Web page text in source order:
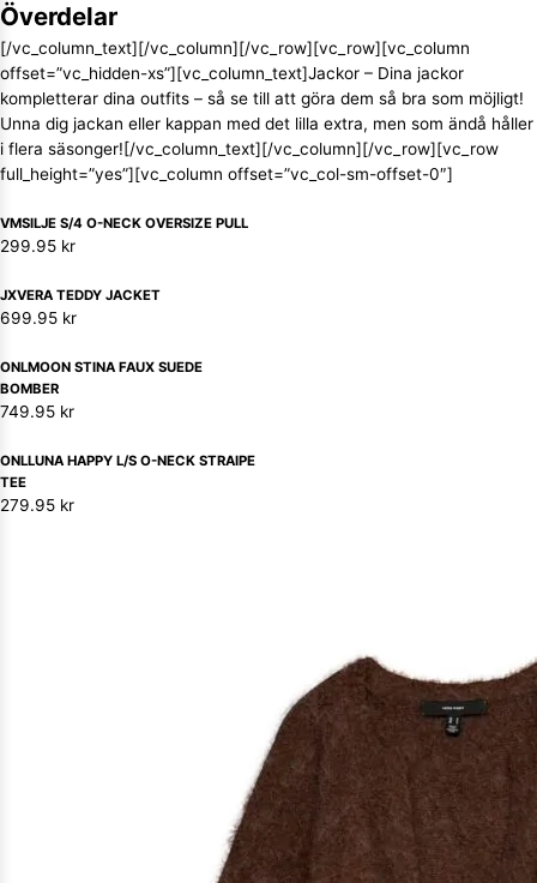
Överdelar
[/vc_column_text][/vc_column][/vc_row][vc_row][vc_column
offset=”vc_hidden-xs”][vc_column_text]Jackor – Dina jackor
kompletterar dina outfits – så se till att göra dem så bra som möjligt!
Unna dig jackan eller kappan med det lilla extra, men som ändå håller
i flera säsonger![/vc_column_text][/vc_column][/vc_row][vc_row
full_height=”yes”][vc_column offset=”vc_col-sm-offset-0″]
VMSILJE S/4 O-NECK OVERSIZE PULL
299.95 kr
JXVERA TEDDY JACKET
699.95 kr
ONLMOON STINA FAUX SUEDE
BOMBER
749.95 kr
ONLLUNA HAPPY L/S O-NECK STRAIPE
TEE
279.95 kr